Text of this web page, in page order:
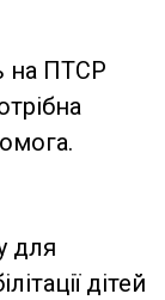
на ПТСР
для
дітей